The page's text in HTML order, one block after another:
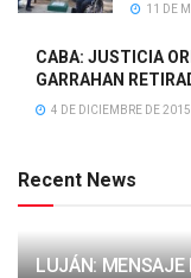
11 DE
CABA: JUSTICIA
GARRAHAN
4 DE DICIEMBRE DE 2015
Recent News
LUJÁN: MENSAJE